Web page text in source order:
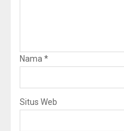
Nama *
Situs Web